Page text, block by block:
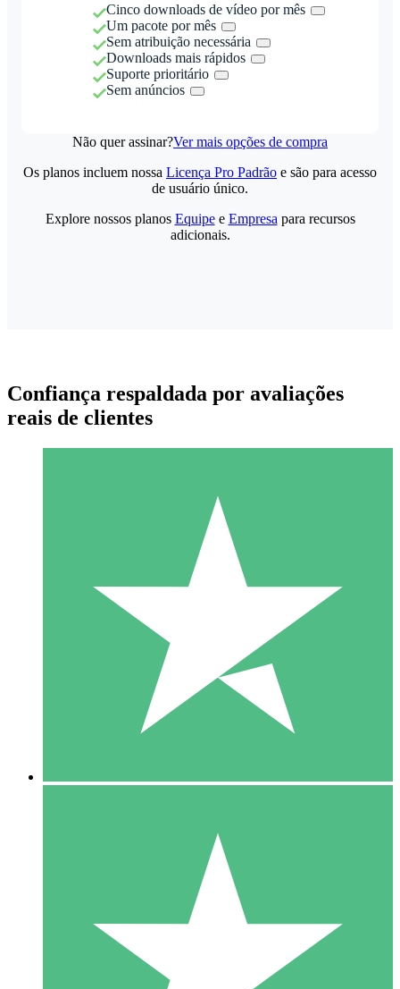
Cinco downloads de vídeo por mês
Um pacote por mês
Sem atribuição necessária
Downloads mais rápidos
Suporte prioritário
Sem anúncios
Não quer assinar?Ver mais opções de compra
Pacotes de Créditos Individuais
Pague conforme o uso com créditos de download. Sem
1000
10 Downloads
20 00
Os planos incluem nossa Licença Pro Padrão e são para acesso
de usuário único.
Explore nossos planos Equipee Empresa para recursos
adicionais.
Confiança respaldada por avaliações
reais de clientes